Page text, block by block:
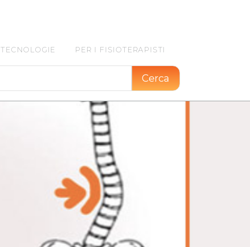
TECNOLOGIE PER I FISIOTERAPISTI
Cerca